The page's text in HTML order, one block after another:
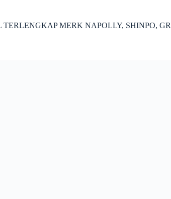
MERK NAPOLLY, SHINPO,